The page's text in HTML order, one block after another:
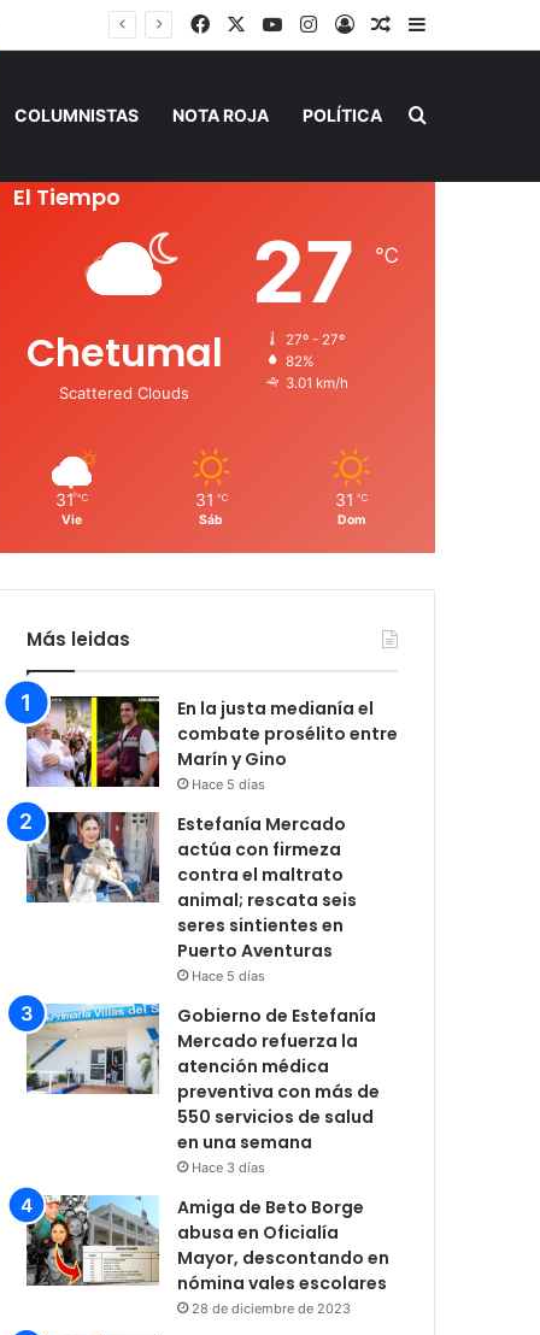
FacebookYouTubeInstagram
AccesoPublicación al
Barra lateral
COLUMNISTAS NOTA ROJA POLÍTICA Buscar por
El Tiempo
Chetumal
Scattered Clouds
27 ℃
27º - 27º
82%
3.01 km/h
31 ℃
Vie
31 ℃
Sáb
31 ℃
Dom
Más leidas
En la justa medianía el
combate prosélito entre
Marín y Gino
Hace 5 días
Estefanía Mercado
actúa con firmeza
contra el maltrato
animal; rescata seis
seres sintientes en
Puerto Aventuras
Hace 5 días
Gobierno de Estefanía
Mercado refuerza la
atención médica
preventiva con más de
550 servicios de salud
en una semana
Hace 3 días
Amiga de Beto Borge
abusa en Oficialía
Mayor, descontando en
nómina vales escolares
28 de diciembre de 2023